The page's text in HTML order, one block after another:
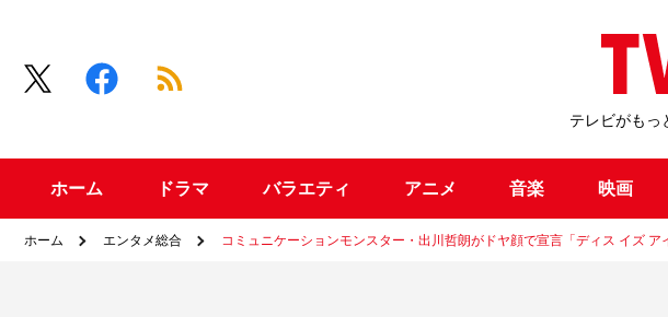
テレビがもっ
ホーム ドラマ バラエティ アニメ 音楽 映画
ホーム エンタメ総合 コミュニケーションモンスター・出川哲朗がドヤ顔で宣言「ディス イズ ア